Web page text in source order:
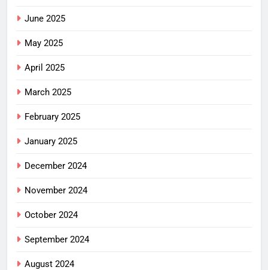
June 2025
May 2025
April 2025
March 2025
February 2025
January 2025
December 2024
November 2024
October 2024
September 2024
August 2024